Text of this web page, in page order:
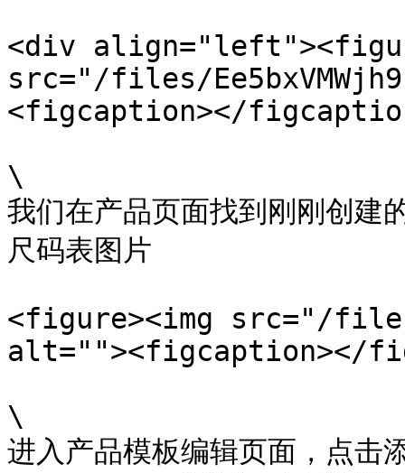
<div
src="/files/
<figcaption></
\
我们在产品页面找到刚刚创
尺码表图片
<figure><img src="/files/
alt=""><figcaption></
\
进入产品模板编辑页面，点